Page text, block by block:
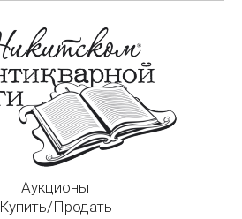
Аукционы
Купить/Продать